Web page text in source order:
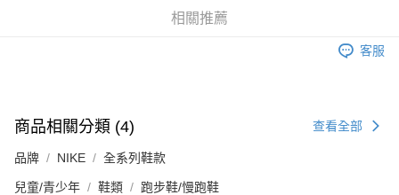
相關推薦
客服
商品相關分類 (4) 查看全部
品牌 NIKE 全系列鞋款
兒童/青少年 鞋類 跑步鞋/慢跑鞋